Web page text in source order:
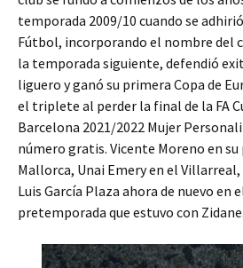
temporada 2009/10 cuando se
Fútbol, incorporando el nombre del
la temporada siguiente, defendió
liguero y ganó su primera Copa de
el triplete al perder la final de la FA
Barcelona 2021/2022 Mujer
número gratis. Vicente Moreno en
Mallorca, Unai Emery en el
Luis García Plaza ahora de nuevo en
pretemporada que estuvo con Zidane.